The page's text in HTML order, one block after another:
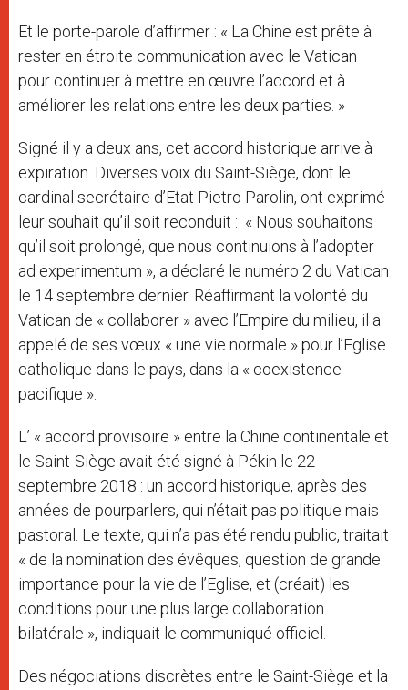
Et le porte-parole d’affirmer : « La Chine est prête à
rester en étroite communication avec le Vatican
pour continuer à mettre en œuvre l’accord et à
améliorer les relations entre les deux parties. »
Signé il y a deux ans, cet accord historique arrive à
expiration. Diverses voix du Saint-Siège, dont le
cardinal secrétaire d’Etat Pietro Parolin, ont exprimé
leur souhait qu’il soit reconduit : « Nous souhaitons
qu’il soit prolongé, que nous continuions à l’adopter
ad experimentum », a déclaré le numéro 2 du Vatican
le 14 septembre dernier. Réaffirmant la volonté du
Vatican de « collaborer » avec l’Empire du milieu, il a
appelé de ses vœux « une vie normale » pour l’Eglise
catholique dans le pays, dans la « coexistence
pacifique ».
L’ « accord provisoire » entre la Chine continentale et
le Saint-Siège avait été signé à Pékin le 22
septembre 2018 : un accord historique, après des
années de pourparlers, qui n’était pas politique mais
pastoral. Le texte, qui n’a pas été rendu public, traitait
« de la nomination des évêques, question de grande
importance pour la vie de l’Eglise, et (créait) les
conditions pour une plus large collaboration
bilatérale », indiquait le communiqué officiel.
Des négociations discrètes entre le Saint-Siège et la